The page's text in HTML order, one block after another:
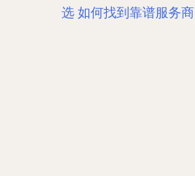
选 如何找到靠谱服务商